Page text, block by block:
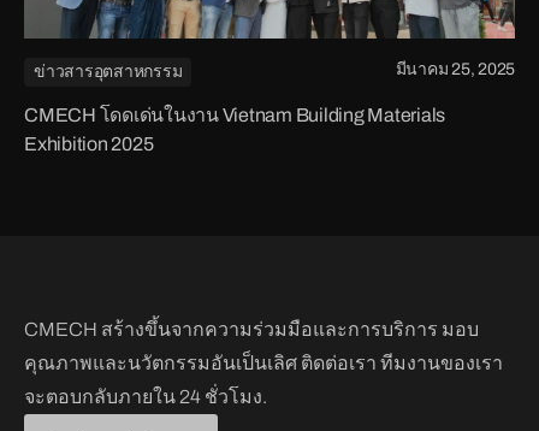
ข่าวสารอุตสาหกรรม มีนาคม 25, 2025
CMECH โดดเด่นในงาน Vietnam Building Materials
Exhibition 2025
CMECH สร้างขึ้นจากความร่วมมือและการบริการ มอบ
คุณภาพและนวัตกรรมอันเป็นเลิศ ติดต่อเรา ทีมงานของเรา
จะตอบกลับภายใน 24 ชั่วโมง.